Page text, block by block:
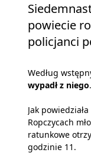
powiecie
policjanci
Według
wypadł z niego.
Jak
Ropczycach
ratunkowe
godzinie 11.